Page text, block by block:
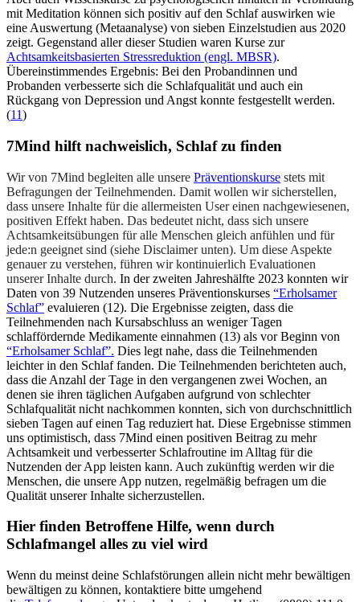
mit Meditation können sich positiv auf den Schlaf auswirken wie
eine Auswertung (Metaanalyse) von sieben Einzelstudien aus 2020
zeigt. Gegenstand aller dieser Studien waren Kurse zur
Achtsamkeitsbasierten Stressreduktion (engl. MBSR).
Übereinstimmendes Ergebnis: Bei den Probandinnen und
Probanden verbesserte sich die Schlafqualität und auch ein
Rückgang von Depression und Angst konnte festgestellt werden.
(11)
7Mind hilft nachweislich, Schlaf zu finden
Wir von 7Mind begleiten alle unsere Präventionskurse stets mit
Befragungen der Teilnehmenden. Damit wollen wir sicherstellen,
dass unsere Inhalte für die allermeisten User einen nachgewiesenen,
positiven Effekt haben. Das bedeutet nicht, dass sich unsere
Achtsamkeitsübungen für alle Menschen gleich anfühlen und für
jede:n geeignet sind (siehe Disclaimer unten). Um diese Aspekte
genauer zu verstehen, führen wir kontinuierlich Evaluationen
unserer Inhalte durch. In der zweiten Jahreshälfte 2023 konnten wir
Daten von 39 Nutzenden unseres Präventionskurses “Erholsamer
Schlaf” evaluieren (12). Die Ergebnisse zeigten, dass die
Teilnehmenden nach Kursabschluss an weniger Tagen
schlaffördernde Medikamente einnahmen (13) als vor Beginn von
“Erholsamer Schlaf”. Dies legt nahe, dass die Teilnehmenden
leichter in den Schlaf fanden. Die Teilnehmenden berichteten auch,
dass die Anzahl der Tage in den vergangenen zwei Wochen, an
denen sie ihren täglichen Aufgaben aufgrund von schlechter
Schlafqualität nicht nachkommen konnten, sich von durchschnittlich
sieben Tagen auf einen Tag reduziert hat. Diese Ergebnisse stimmen
uns optimistisch, dass 7Mind einen positiven Beitrag zu mehr
Achtsamkeit und verbesserter Schlafroutine im Alltag für die
Nutzenden der App leisten kann. Auch zukünftig werden wir die
Menschen, die unsere App nutzen, regelmäßig befragen um die
Qualität unserer Inhalte sicherzustellen.
Hier finden Betroffene Hilfe, wenn durch
Schlafmangel alles zu viel wird
Wenn du meinst deine Schlafstörungen allein nicht mehr bewältigen
bewältigen zu können, kontaktiere bitte umgehend